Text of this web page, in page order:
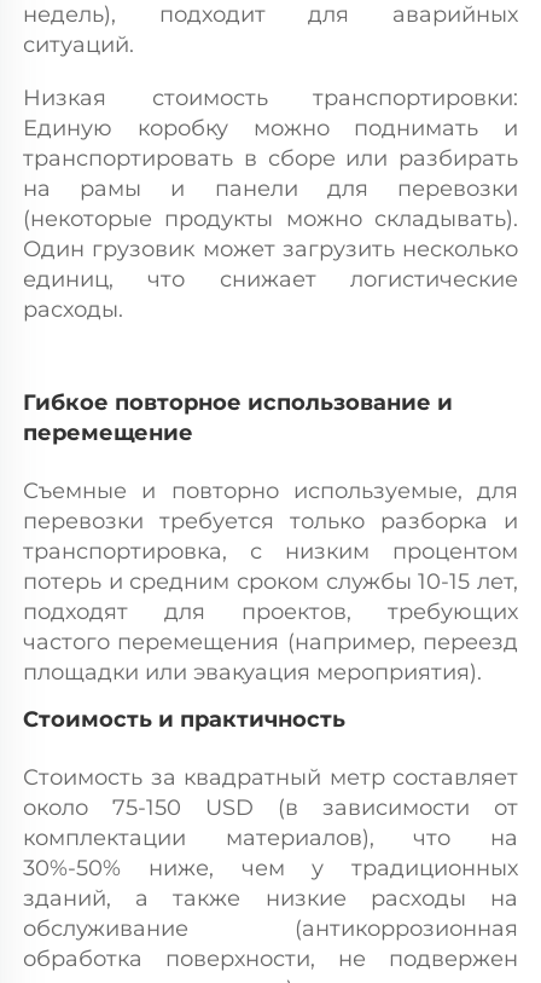
недель), подходит для аварийных
ситуаций.
Низкая стоимость транспортировки:
Единую коробку можно поднимать и
транспортировать в сборе или разбирать
на рамы и панели для перевозки
(некоторые продукты можно складывать).
Один грузовик может загрузить несколько
единиц, что снижает логистические
расходы.
Гибкое повторное использование и
перемещение
Съемные и повторно используемые, для
перевозки требуется только разборка и
транспортировка, с низким процентом
потерь и средним сроком службы 10-15 лет,
подходят для проектов, требующих
частого перемещения (например, переезд
площадки или эвакуация мероприятия).
Стоимость и практичность
Стоимость за квадратный метр составляет
около 75-150 USD (в зависимости от
комплектации материалов), что на
30%-50% ниже, чем у традиционных
зданий, а также низкие расходы на
обслуживание (антикоррозионная
обработка поверхности, не подвержен